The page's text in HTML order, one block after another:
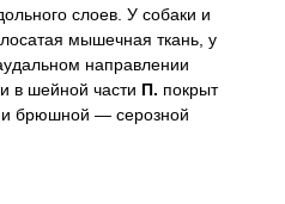
слоев. У собаки и
мышечная ткань, у
направлении
в шейной части П. покрыт
и брюшной — серозной